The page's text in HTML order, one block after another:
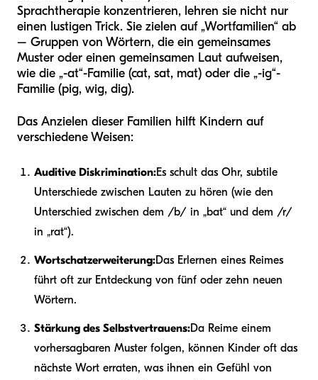
Sprachtherapie konzentrieren, lehren sie nicht nur
einen lustigen Trick. Sie zielen auf „Wortfamilien“ ab
– Gruppen von Wörtern, die ein gemeinsames
Muster oder einen gemeinsamen Laut aufweisen,
wie die „-at“-Familie (cat, sat, mat) oder die „-ig“-
Familie (pig, wig, dig).
Das Anzielen dieser Familien hilft Kindern auf
verschiedene Weisen:
Auditive Diskrimination:Es schult das Ohr, subtile
Unterschiede zwischen Lauten zu hören (wie den
Unterschied zwischen dem /b/ in „bat“ und dem /r/
in „rat“).
Wortschatzerweiterung:Das Erlernen eines Reimes
führt oft zur Entdeckung von fünf oder zehn neuen
Wörtern.
Stärkung des Selbstvertrauens:Da Reime einem
vorhersagbaren Muster folgen, können Kinder oft das
nächste Wort erraten, was ihnen ein Gefühl von